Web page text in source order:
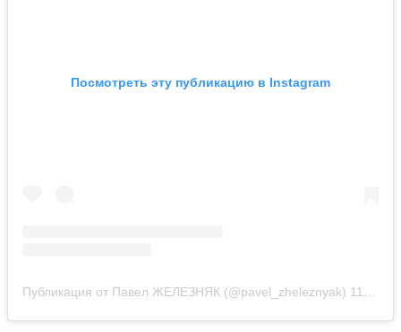
Посмотреть эту публикацию в Instagram
Публикация от Павел ЖЕЛЕЗНЯК (@pavel_zheleznyak) 11 Авг 2019 в 5:19 PDT